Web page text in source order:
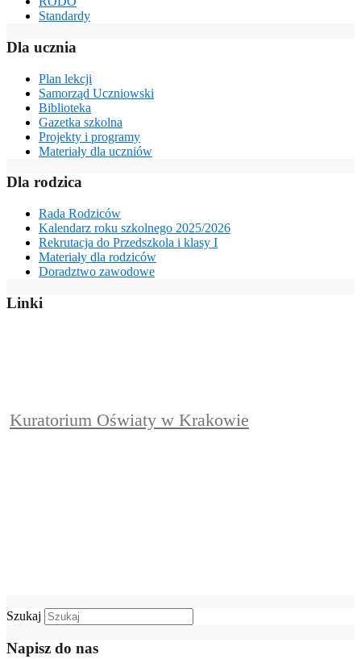
Standardy
Dla ucznia
Plan lekcji
Samorząd Uczniowski
Biblioteka
Gazetka szkolna
Projekty i programy
Materiały dla uczniów
Dla rodzica
Rada Rodziców
Kalendarz roku szkolnego 2025/2026
Rekrutacja do Przedszkola i klasy I
Materiały dla rodziców
Doradztwo zawodowe
Linki
Kuratorium Oświaty w Krakowie
Szukaj
Napisz do nas